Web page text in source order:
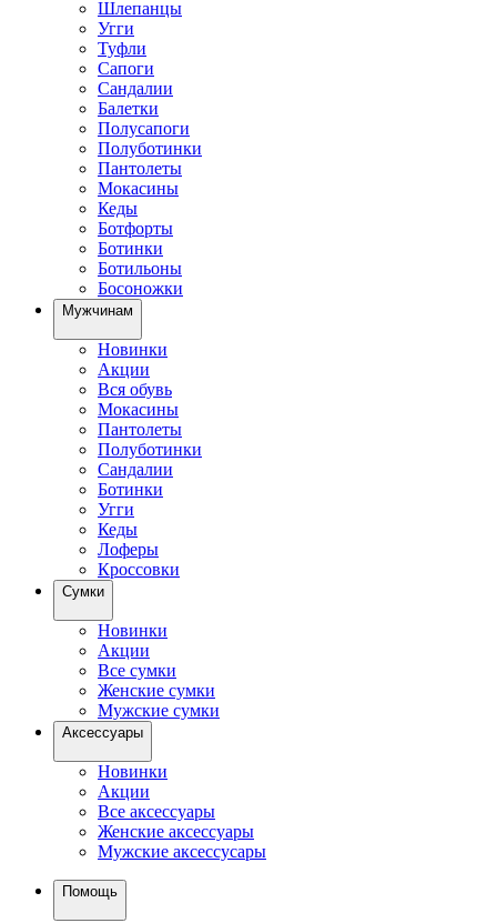
Шлепанцы
Угги
Туфли
Сапоги
Сандалии
Балетки
Полусапоги
Полуботинки
Пантолеты
Мокасины
Кеды
Ботфорты
Ботинки
Ботильоны
Босоножки
Мужчинам
Новинки
Акции
Вся обувь
Мокасины
Пантолеты
Полуботинки
Сандалии
Ботинки
Угги
Кеды
Лоферы
Кроссовки
Сумки
Новинки
Акции
Все сумки
Женские сумки
Мужские сумки
Аксессуары
Новинки
Акции
Все аксессуары
Женские аксессуары
Мужские аксессусары
Помощь